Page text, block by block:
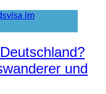
und